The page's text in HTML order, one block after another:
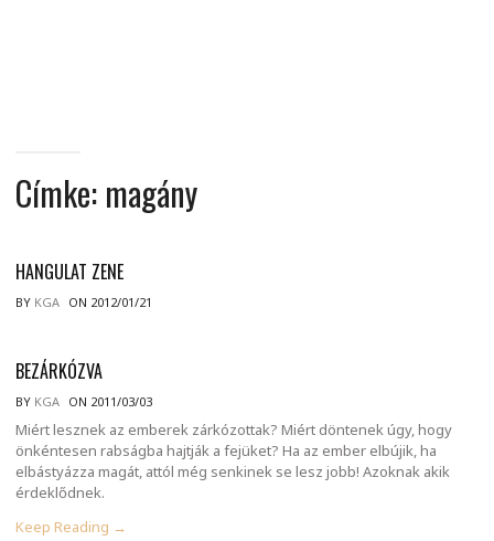
Címke: magány
HANGULAT ZENE
BY KGA ON 2012/01/21
BEZÁRKÓZVA
BY KGA ON 2011/03/03
Miért lesznek az emberek zárkózottak? Miért döntenek úgy, hogy
önkéntesen rabságba hajtják a fejüket? Ha az ember elbújik, ha
elbástyázza magát, attól még senkinek se lesz jobb! Azoknak akik
érdeklődnek.
Keep Reading →